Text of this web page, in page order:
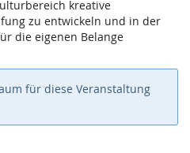
kreative
zu entwickeln und in der
die eigenen Belange
für diese Veranstaltung